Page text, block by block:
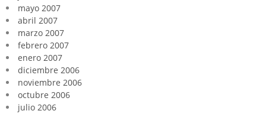
mayo 2007
abril 2007
marzo 2007
febrero 2007
enero 2007
diciembre 2006
noviembre 2006
octubre 2006
julio 2006